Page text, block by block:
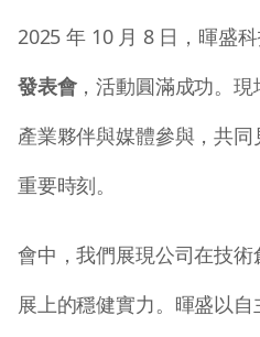
2025 年 10 月 8 日，暉盛
發表會，活動圓滿成功。現
產業夥伴與媒體參與，共
重要時刻。
會中，我們展現公司在技
展上的穩健實力。暉盛以